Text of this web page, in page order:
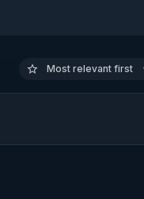
Most relevant first